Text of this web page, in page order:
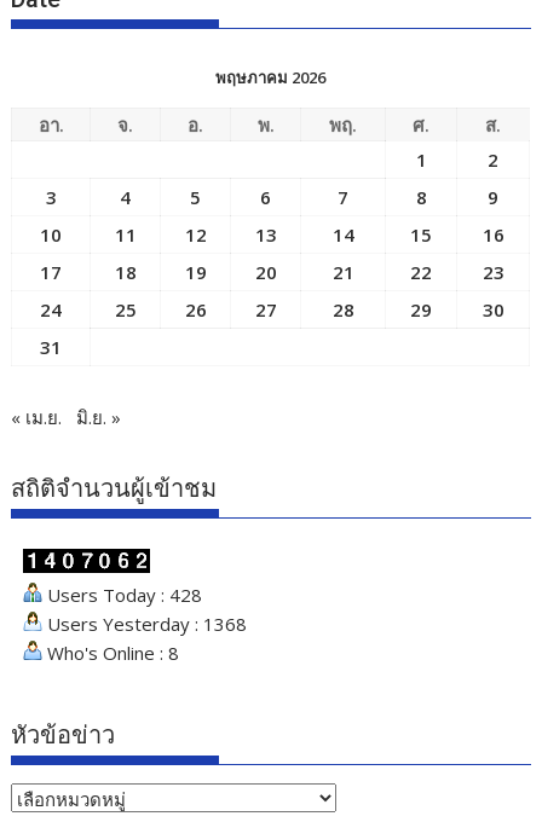
พฤษภาคม 2026
อา. จ. อ. พ. พฤ. ศ.
ส.
1
2
3
4 5 6 7 8
9
10
11 12 13 14 15
16
17
18 19 20 21 22
23
24
25 26 27 28 29
30
31
« เม.ย. มิ.ย. »
สถิติจำนวนผู้เข้าชม
Users Today : 428
Users Yesterday : 1368
Who's Online : 8
หัวข้อข่าว
หัวข้อ